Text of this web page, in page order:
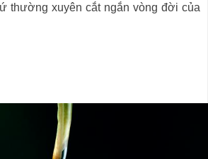
thường xuyên cắt ngắn vòng đời của